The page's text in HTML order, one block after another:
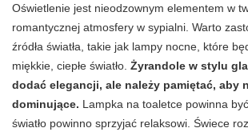
Oświetlenie jest nieodzownym elementem w
romantycznej atmosfery w sypialni. Warto
źródła światła, takie jak lampy nocne, które
miękkie, ciepłe światło. Żyrandole w stylu
dodać elegancji, ale należy pamiętać, aby
dominujące. Lampka na toaletce powinna
światło powinno sprzyjać relaksowi. Świece